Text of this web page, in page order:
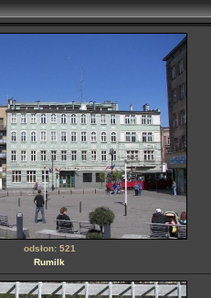
odsłon: 521
Rumilk